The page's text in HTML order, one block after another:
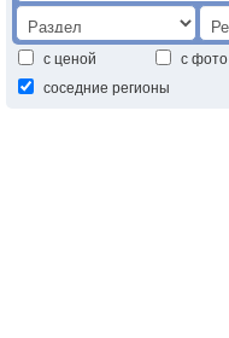
с ценой с фото
соседние регионы